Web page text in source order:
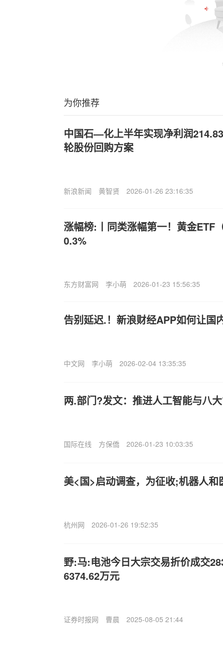
为你推荐
中国石—化上半年实现净利润
轮股份回购方案
新浪新闻 黄智贤 2026-01-26 23:16:35
涨幅榜:丨同类涨幅第一！黄金ETF
0.3%
东方财富网 李小萌 2026-01-23 15:56:35
告别延迟.！新浪财经APP如何让国
中文网 李小萌 2026-02-04 13:35:35
两.部门?发文：推进人工智能与八
国际在线 方保僑 2026-01-23 10:03:35
美<国>启动调查，为征收;机器人和
杭州网 2026-01-26 19:52:35
野:马:电池今日大宗交易折价成交
6374.62万元
证券时报网 曹晨 2025-08-05 21:44